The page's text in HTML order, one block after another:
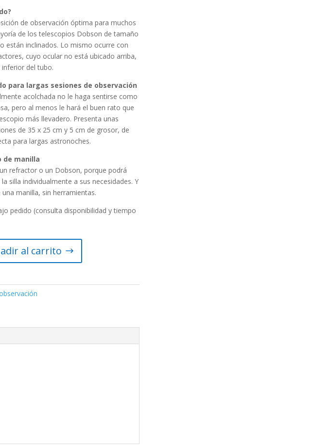
de observación óptima para muchos
de los telescopios Dobson de tamaño
están inclinados. Lo mismo ocurre con
cuyo ocular no está ubicado arriba,
del tubo.
para largas sesiones de observación
acolchada no le haga sentirse como
pero al menos le hará el buen rato que
más llevadero. Presenta unas
de 35 x 25 cm y 5 cm de grosor, de
para largas astronoches.
de manilla
refractor o un Dobson, porque podrá
silla individualmente a sus necesidades. Y
manilla, sin herramientas.
pedido (consulta disponibilidad y tiempo
al carrito